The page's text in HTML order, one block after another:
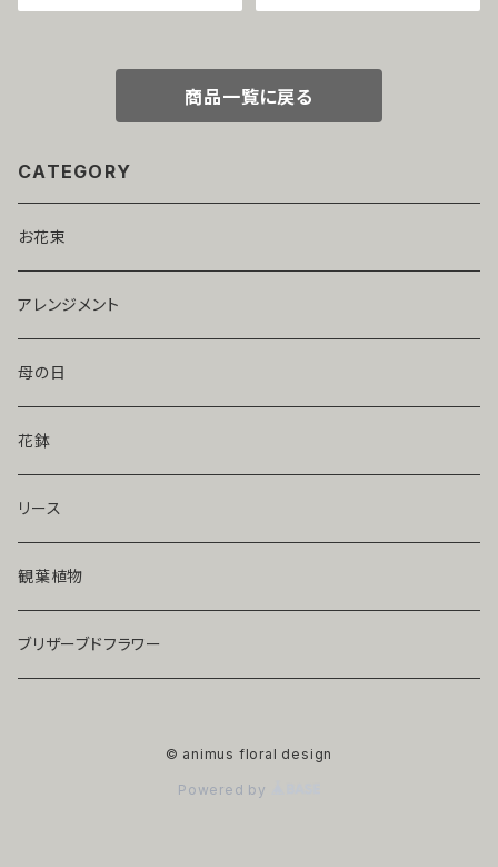
商品一覧に戻る
CATEGORY
お花束
アレンジメント
母の日
花鉢
リース
観葉植物
ブリザーブドフラワー
© animus floral design
Powered by